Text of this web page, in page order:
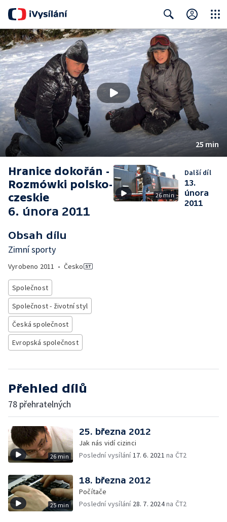
Search Close
25 min
Hranice dokořán -
Rozmówki polsko-
czeskie
6. února 2011
Obsah dílu
Zimní sporty
Vyrobeno 2011 • Česko
Společnost
Společnost - životní styl
Česká společnost
Evropská společnost
26 min
Další díl
13.
února
2011
Přehled dílů
78 přehratelných
26 min
25. března 2012
Jak nás vidí cizinci
Poslední vysílání17. 6. 2021 na ČT2
25 min
18. března 2012
Počítače
Poslední vysílání 28. 7. 2024na ČT2